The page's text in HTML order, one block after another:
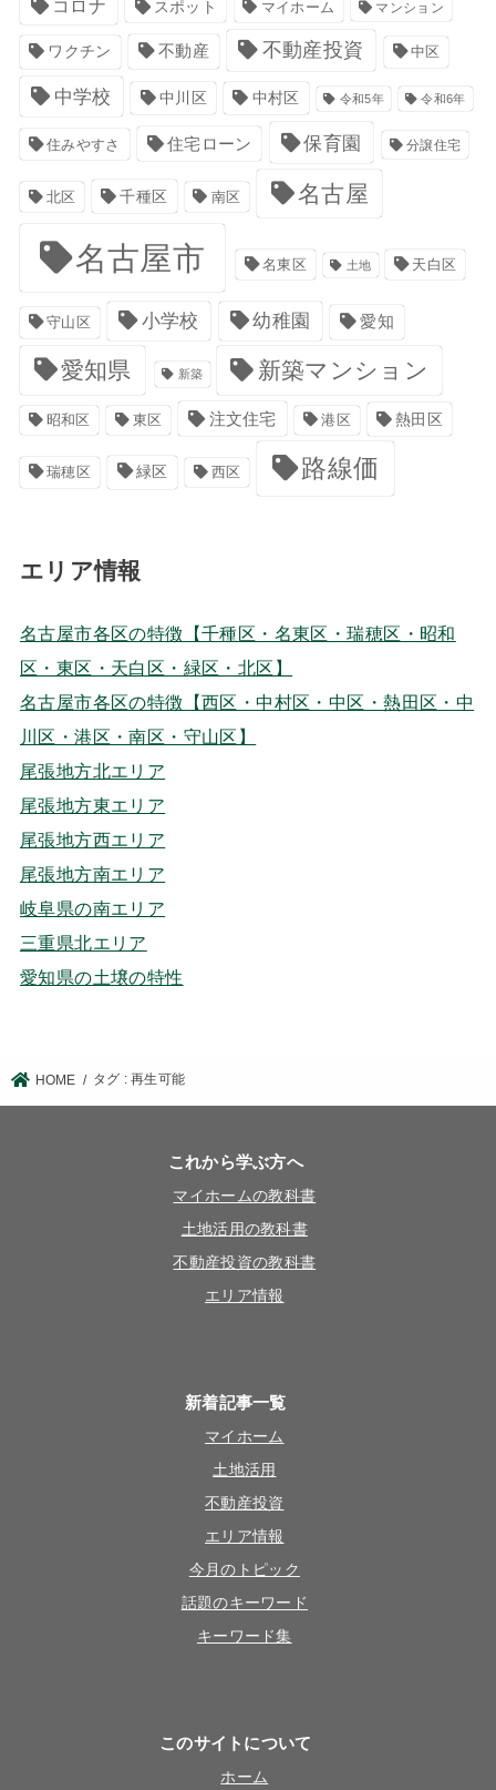
コロナ スポット マイホーム マンション
ワクチン 不動産 不動産投資 中区
中学校 中川区 中村区 令和5年 令和6年
住みやすさ 住宅ローン 保育園 分譲住宅
北区 千種区 南区 名古屋
名古屋市 名東区 土地 天白区
守山区 小学校 幼稚園 愛知
愛知県 新築 新築マンション
昭和区 東区 注文住宅 港区 熱田区
瑞穂区 緑区 西区 路線価
エリア情報
名古屋市各区の特徴【千種区・名東区・瑞穂区・昭和
区・東区・天白区・緑区・北区】
名古屋市各区の特徴【西区・中村区・中区・熱田区・中
川区・港区・南区・守山区】
尾張地方北エリア
尾張地方東エリア
尾張地方西エリア
尾張地方南エリア
岐阜県の南エリア
三重県北エリア
愛知県の土壌の特性
HOME タグ : 再生可能
これから学ぶ方へ
マイホームの教科書
土地活用の教科書
不動産投資の教科書
エリア情報
新着記事一覧
マイホーム
土地活用
不動産投資
エリア情報
今月のトピック
話題のキーワード
キーワード集
このサイトについて
ホーム